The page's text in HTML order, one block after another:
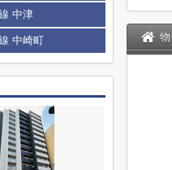
中津
中崎町